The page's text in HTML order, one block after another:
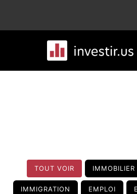
TOUT VOIR IMMOBILIER
IMMIGRATION EMPLOI